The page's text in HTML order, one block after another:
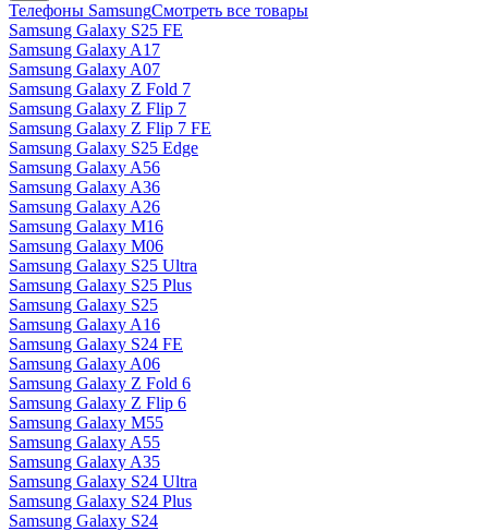
Телефоны SamsungСмотреть все товары
Samsung Galaxy S25 FE
Samsung Galaxy A17
Samsung Galaxy A07
Samsung Galaxy Z Fold 7
Samsung Galaxy Z Flip 7
Samsung Galaxy Z Flip 7 FE
Samsung Galaxy S25 Edge
Samsung Galaxy A56
Samsung Galaxy A36
Samsung Galaxy A26
Samsung Galaxy M16
Samsung Galaxy M06
Samsung Galaxy S25 Ultra
Samsung Galaxy S25 Plus
Samsung Galaxy S25
Samsung Galaxy A16
Samsung Galaxy S24 FE
Samsung Galaxy A06
Samsung Galaxy Z Fold 6
Samsung Galaxy Z Flip 6
Samsung Galaxy M55
Samsung Galaxy A55
Samsung Galaxy A35
Samsung Galaxy S24 Ultra
Samsung Galaxy S24 Plus
Samsung Galaxy S24